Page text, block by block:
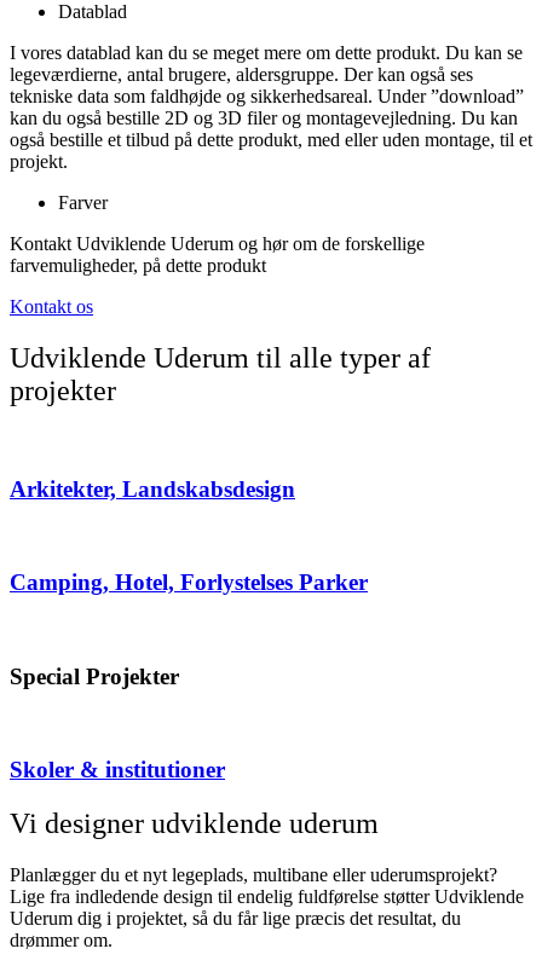
Datablad
I vores datablad kan du se meget mere om dette produkt. Du kan se
legeværdierne, antal brugere, aldersgruppe. Der kan også ses
tekniske data som faldhøjde og sikkerhedsareal. Under ”download”
kan du også bestille 2D og 3D filer og montagevejledning. Du kan
også bestille et tilbud på dette produkt, med eller uden montage, til et
projekt.
Farver
Kontakt Udviklende Uderum og hør om de forskellige
farvemuligheder, på dette produkt
Kontakt os
Udviklende Uderum til alle typer af
projekter
Arkitekter, Landskabsdesign
Camping, Hotel, Forlystelses Parker
Special Projekter
Skoler & institutioner
Vi designer udviklende uderum
Planlægger du et nyt legeplads, multibane eller uderumsprojekt?
Lige fra indledende design til endelig fuldførelse støtter Udviklende
Uderum dig i projektet, så du får lige præcis det resultat, du
drømmer om.